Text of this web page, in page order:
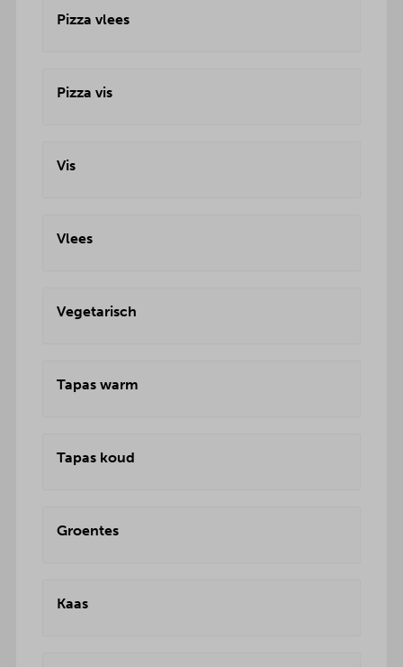
Pizza vlees
Pizza vis
Vis
Vlees
Vegetarisch
Tapas warm
Tapas koud
Groentes
Kaas